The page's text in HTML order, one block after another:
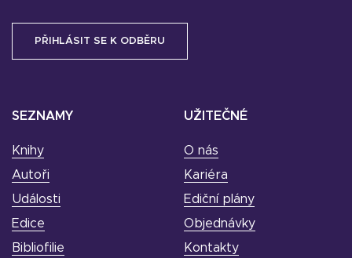
SEZNAMY
Knihy
Autoři
Události
Edice
Bibliofilie
UŽITEČNÉ
O nás
Kariéra
Ediční plány
Objednávky
Kontakty